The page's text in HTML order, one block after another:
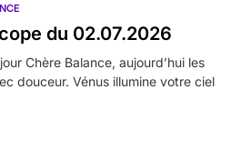
du 02.07.2026
Chère Balance, aujourd’hui les
douceur. Vénus illumine votre ciel